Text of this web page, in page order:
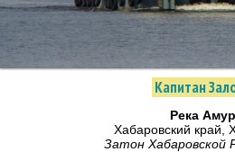
Капитан
Река Амур
Хабаровский край,
Затон